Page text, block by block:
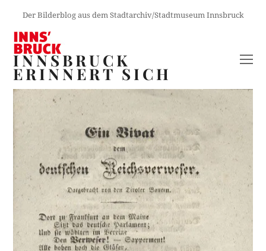
Der Bilderblog aus dem Stadtarchiv/Stadtmuseum Innsbruck
INNSBRUCK
ERINNERT SICH